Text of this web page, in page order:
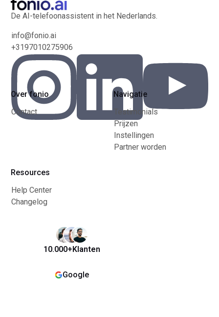
De AI-telefoonassistent in het Nederlands.
info@fonio.ai
+3197010275906
Navigatie
Testimonials
Prijzen
Instellingen
Partner worden
Over fonio
Contact
Resources
Help Center
Changelog
10.000+Klanten
Google